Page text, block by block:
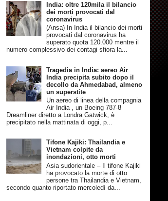
India: oltre 120mila il bilancio
dei morti provocati dal
coronavirus
(Ansa) In India il bilancio dei morti
provocati dal coronavirus ha
superato quota 120.000 mentre il
numero complessivo dei contagi sfiora la...
Tragedia in India: aereo Air
India precipita subito dopo il
decollo da Ahmedabad, almeno
un superstite
Un aereo di linea della compagnia
Air India , un Boeing 787-8
Dreamliner diretto a Londra Gatwick, è
precipitato nella mattinata di oggi, p...
Tifone Kajiki: Thailandia e
Vietnam colpite da
inondazioni, otto morti
Asia sudorientale – Il tifone Kajiki
ha provocato la morte di otto
persone tra Thailandia e Vietnam,
secondo quanto riportato mercoledì da...